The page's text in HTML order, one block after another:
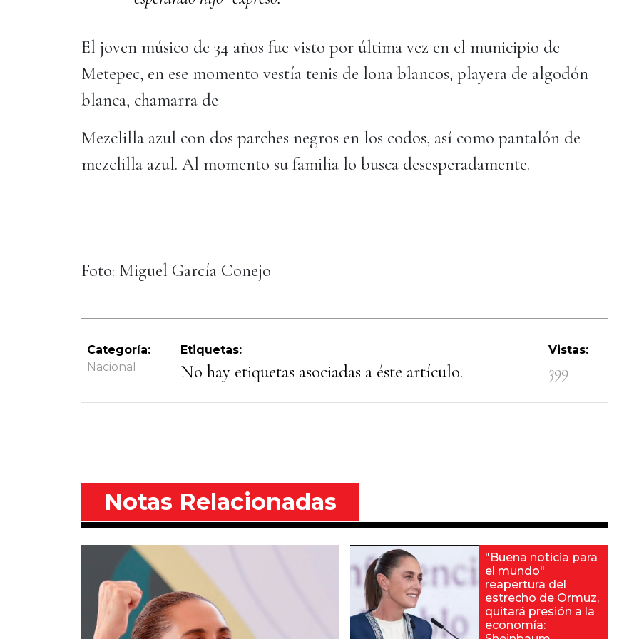
El joven músico de 34 años fue visto por última vez en el municipio de
Metepec, en ese momento vestía tenis de lona blancos, playera de algodón
blanca, chamarra de
Mezclilla azul con dos parches negros en los codos, así como pantalón de
mezclilla azul. Al momento su familia lo busca desesperadamente.
Foto: Miguel García Conejo
Categoría:
Nacional
Etiquetas:
No hay etiquetas asociadas a éste artículo.
Vistas:
399
Notas Relacionadas
"Buena noticia para
el mundo"
reapertura del
estrecho de Ormuz,
quitará presión a la
economía: